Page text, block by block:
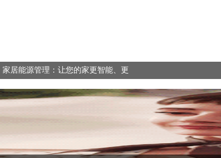
家居能源管理：让您的家更智能、更